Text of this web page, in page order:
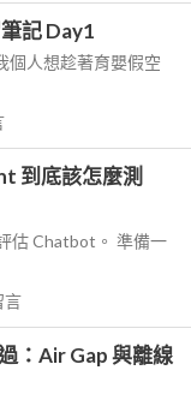
記 Day1
個人想趁著育嬰假空
到底該怎麼測
估 Chatbot。 準備一
言
：Air Gap 與離線